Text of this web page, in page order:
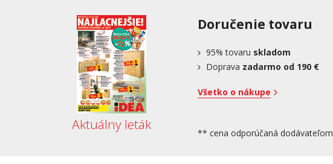
Aktuálny leták
Doručenie tovaru
95% tovaru skladom
Doprava zadarmo od 190 €
Všetko o nákupe
** cena odporúčaná dodávateľom